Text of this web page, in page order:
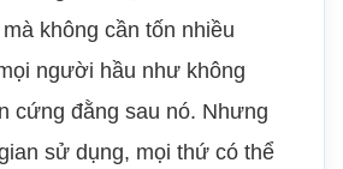
không cần tốn nhiều
người hầu như không
cứng đằng sau nó. Nhưng
sử dụng, mọi thứ có thể